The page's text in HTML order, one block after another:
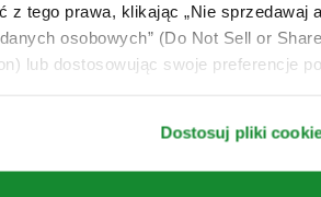
z tego prawa, klikając „Nie sprzedawaj
osobowych” (Do Not Sell or
lub dostosowując swoje preferencje
Dostosuj pliki